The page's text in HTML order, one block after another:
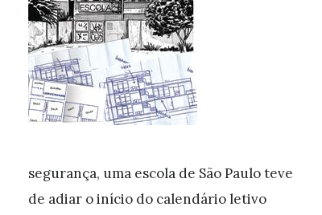
segurança, uma escola de São Paulo teve
de adiar o início do calendário letivo